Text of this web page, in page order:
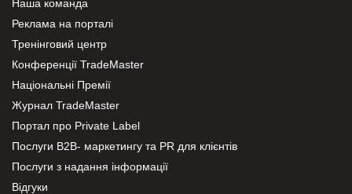
Наша команда
Реклама на порталі
Тренінговий центр
Конференції TradeMaster
Національні Премії
Журнал TradeMaster
Портал про Private Label
Послуги В2В- маркетингу та PR для клієнтів
Послуги з надання інформації
Відгуки